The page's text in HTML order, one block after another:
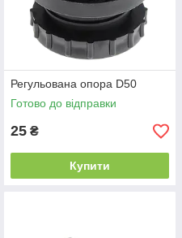
Регульована опора D50
Готово до відправки
25 ₴
Купити